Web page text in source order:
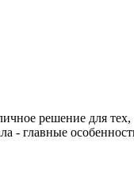
решение для
- главные